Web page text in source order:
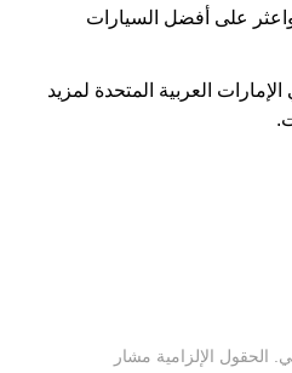
على أفضل السيارات
العربية المتحدة لمزيد
الحقول الإلزامية مشار